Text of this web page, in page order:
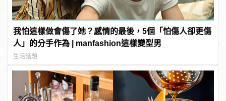
我怕這樣做會傷了她？感情的最後，5個「怕傷人卻更傷
人」的分手作為 | manfashion這樣變型男
生活話題